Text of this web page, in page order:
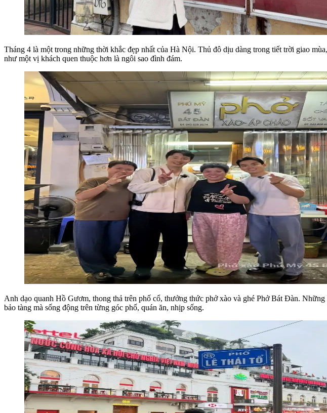
Tháng 4 là một trong những thời khắc đẹp nhất của Hà Nội. Thủ đô dịu dàng trong tiết trời giao
như một vị khách quen thuộc hơn là ngôi sao đình đám.
Anh dạo quanh Hồ Gươm, thong thả trên phố cổ, thưởng thức phở xào và ghé Phở Bát Đàn.
bảo tàng mà sống động trên từng góc phố, quán ăn, nhịp sống.